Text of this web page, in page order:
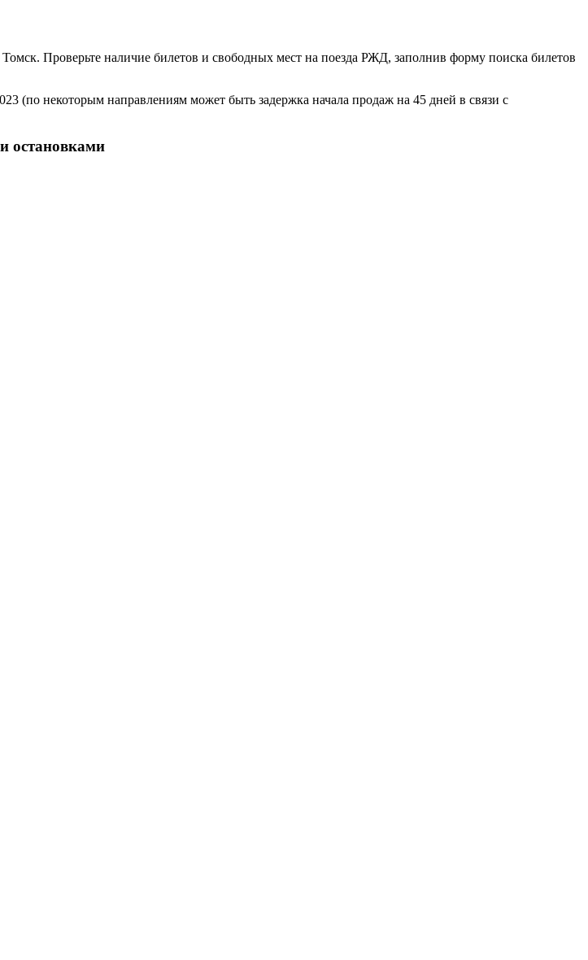
Проверьте наличие билетов и свободных мест на поезда РЖД, заполнив форму поиска билетов
(по некоторым направлениям может быть задержка начала продаж на 45 дней в связи с
остановками